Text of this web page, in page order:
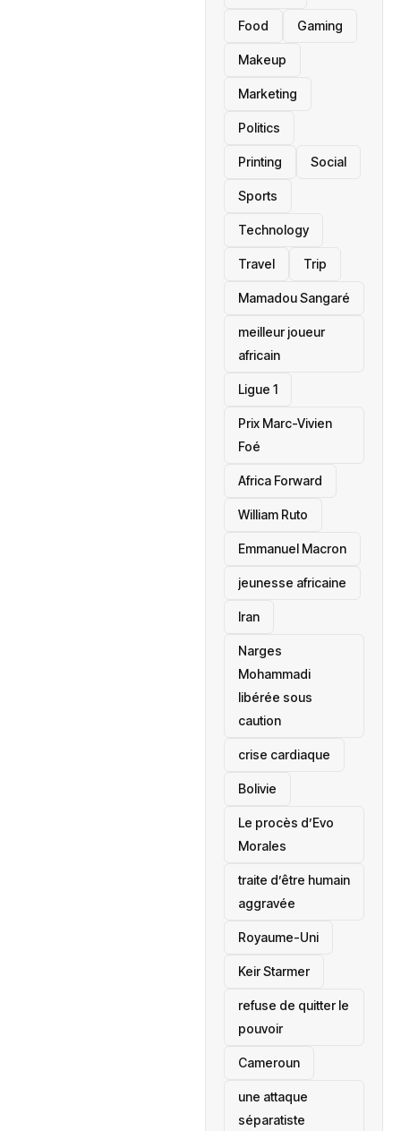
Food Gaming
Makeup
Marketing
Politics
Printing Social
Sports
Technology
Travel Trip
Mamadou Sangaré
meilleur joueur
africain
Ligue 1
Prix Marc-Vivien
Foé
‎Africa Forward
William Ruto
Emmanuel Macron
jeunesse africaine
‎Iran
Narges
Mohammadi
libérée sous
caution
crise cardiaque
‎Bolivie
Le procès d’Evo
Morales
traite d’être humain
aggravée
‎Royaume-Uni
Keir Starmer
refuse de quitter le
pouvoir
‎Cameroun
une attaque
séparatiste